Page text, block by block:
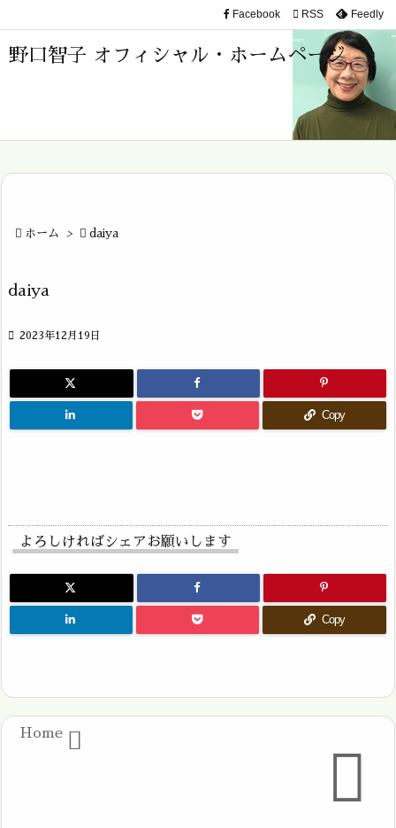
野口智子 オフィシャル・ホームページ

メニュ

サイド

前へ

Facebook  RSS Feedly
 ホーム >  daiya
daiya
 2023年12月19日
Copy
よろしければシェアお願いします
Copy

Home